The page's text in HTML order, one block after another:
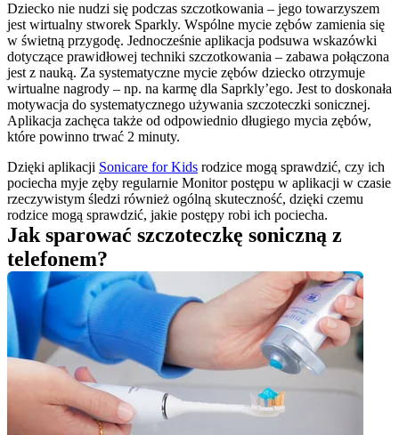
Dziecko nie nudzi się podczas szczotkowania – jego towarzyszem
jest wirtualny stworek Sparkly. Wspólne mycie zębów zamienia się
w świetną przygodę. Jednocześnie aplikacja podsuwa wskazówki
dotyczące prawidłowej techniki szczotkowania – zabawa połączona
jest z nauką. Za systematyczne mycie zębów dziecko otrzymuje
wirtualne nagrody – np. na karmę dla Saprkly’ego. Jest to doskonała
motywacja do systematycznego używania szczoteczki sonicznej.
Aplikacja zachęca także od odpowiednio długiego mycia zębów,
które powinno trwać 2 minuty.
Dzięki aplikacji Sonicare for Kids rodzice mogą sprawdzić, czy ich
pociecha myje zęby regularnie Monitor postępu w aplikacji w czasie
rzeczywistym śledzi również ogólną skuteczność, dzięki czemu
rodzice mogą sprawdzić, jakie postępy robi ich pociecha.
Jak sparować szczoteczkę soniczną z
telefonem?